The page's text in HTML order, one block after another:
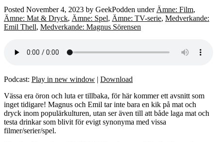
Posted November 4, 2023 by GeekPodden under Ämne: Film,
Ämne: Mat & Dryck, Ämne: Spel, Ämne: TV-serie, Medverkande:
Emil Thell, Medverkande: Magnus Sörensen
Podcast: Play in new window | Download
Vässa era öron och luta er tillbaka, för här kommer ett avsnitt som
inget tidigare! Magnus och Emil tar inte bara en kik på mat och
dryck inom populärkulturen, utan ser även till att både laga mat och
testa drinkar som blivit för evigt synonyma med vissa
filmer/serier/spel.